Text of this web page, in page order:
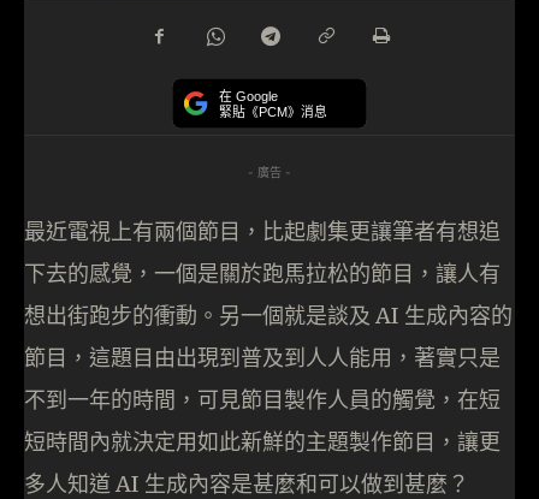
在 Google
緊貼《PCM》消息
- 廣告 -
最近電視上有兩個節目，比起劇集更讓筆者有想追
下去的感覺，一個是關於跑馬拉松的節目，讓人有
想出街跑步的衝動。另一個就是談及 AI 生成內容的
節目，這題目由出現到普及到人人能用，著實只是
不到一年的時間，可見節目製作人員的觸覺，在短
短時間內就決定用如此新鮮的主題製作節目，讓更
多人知道 AI 生成內容是甚麼和可以做到甚麼？